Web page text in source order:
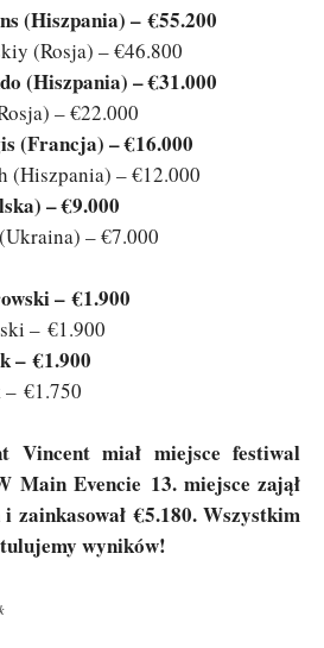
(Hiszpania) – €55.200
(Rosja) – €46.800
(Hiszpania) – €31.000
– €22.000
(Francja) – €16.000
(Hiszpania) – €12.000
– €9.000
– €7.000
– €1.900
– €1.900
– €1.900
€1.750
Vincent miał miejsce festiwal
Main Evencie 13. miejsce zajął
zainkasował €5.180. Wszystkim
wyników!